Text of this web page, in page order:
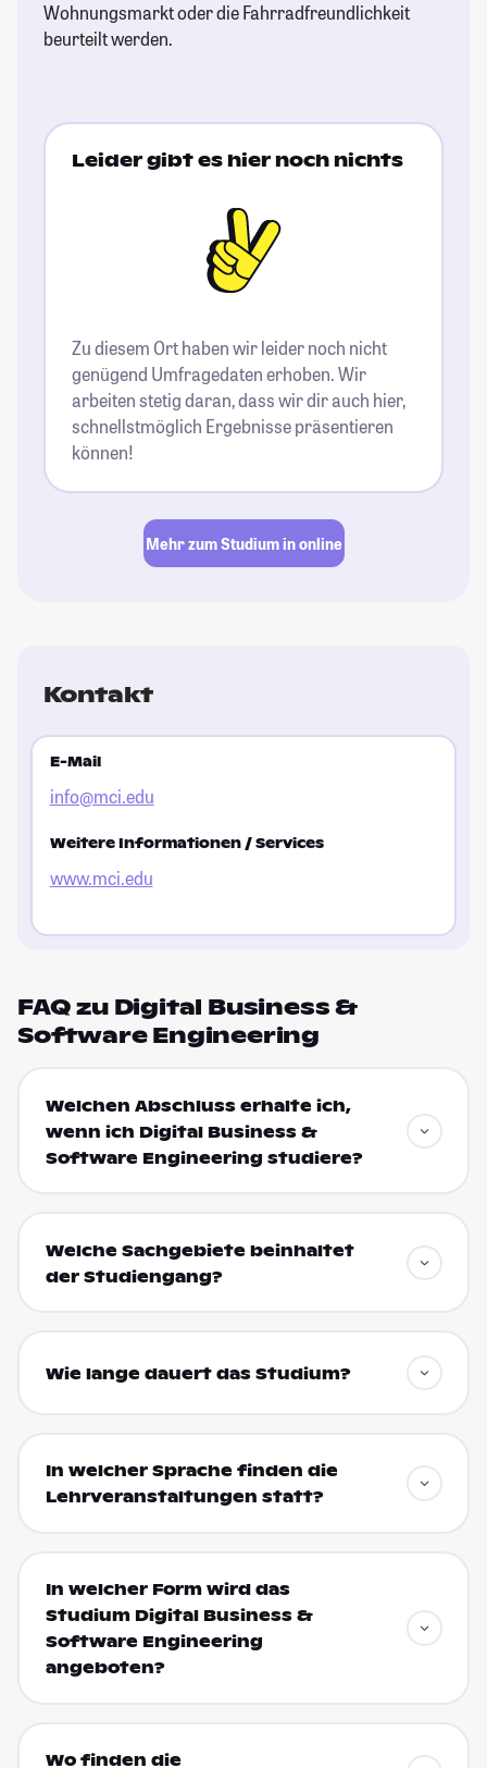
Wohnungsmarkt oder die Fahrradfreundlichkeit
beurteilt werden.
Leider gibt es hier noch nichts
Zu diesem Ort haben wir leider noch nicht
genügend Umfragedaten erhoben. Wir
arbeiten stetig daran, dass wir dir auch hier,
schnellstmöglich Ergebnisse präsentieren
können!
Mehr zum Studium in online
Kontakt
E-Mail
info@mci.edu
Weitere Informationen / Services
www.mci.edu
FAQ zu Digital Business &
Software Engineering
Welchen Abschluss erhalte ich,
wenn ich Digital Business &
Software Engineering studiere?
Welche Sachgebiete beinhaltet
der Studiengang?
Wie lange dauert das Studium?
In welcher Sprache finden die
Lehrveranstaltungen statt?
In welcher Form wird das
Studium Digital Business &
Software Engineering
angeboten?
Wo finden die